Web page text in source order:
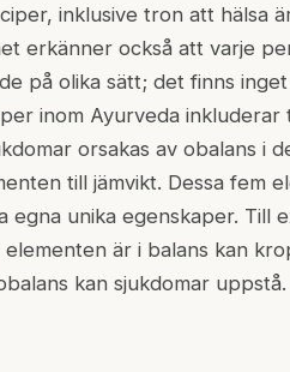
inklusive tron att hälsa
erkänner också att varje
på olika sätt; det finns
inom Ayurveda inkluderar
orsakas av obalans i
till jämvikt. Dessa fem
unika egenskaper. Till
är i balans kan
kan sjukdomar uppstå.